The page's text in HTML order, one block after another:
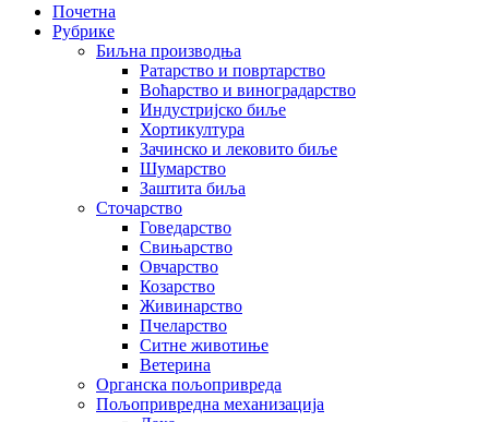
Почетна
Рубрике
Биљна производња
Ратарство и повртарство
Воћарство и виноградарство
Индустријско биље
Хортикултура
Зачинско и лековито биље
Шумарство
Заштита биља
Сточарство
Говедарство
Свињарство
Овчарство
Козарство
Живинарство
Пчеларство
Ситне животиње
Ветерина
Органска пољопривреда
Пољопривредна механизација